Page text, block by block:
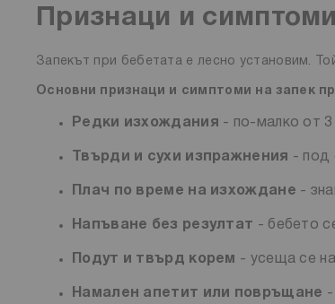
Признаци и
Запекът при бебетата е лесно установим.
Основни признаци и симптоми на запек
Редки изхождания - по-малко от 3
Твърди и сухи изпражнения - под
Плач по време на изхождане -
Напъване без резултат - бебето
Подут и твърд корем - усеща се
Намален апетит или повръщане -